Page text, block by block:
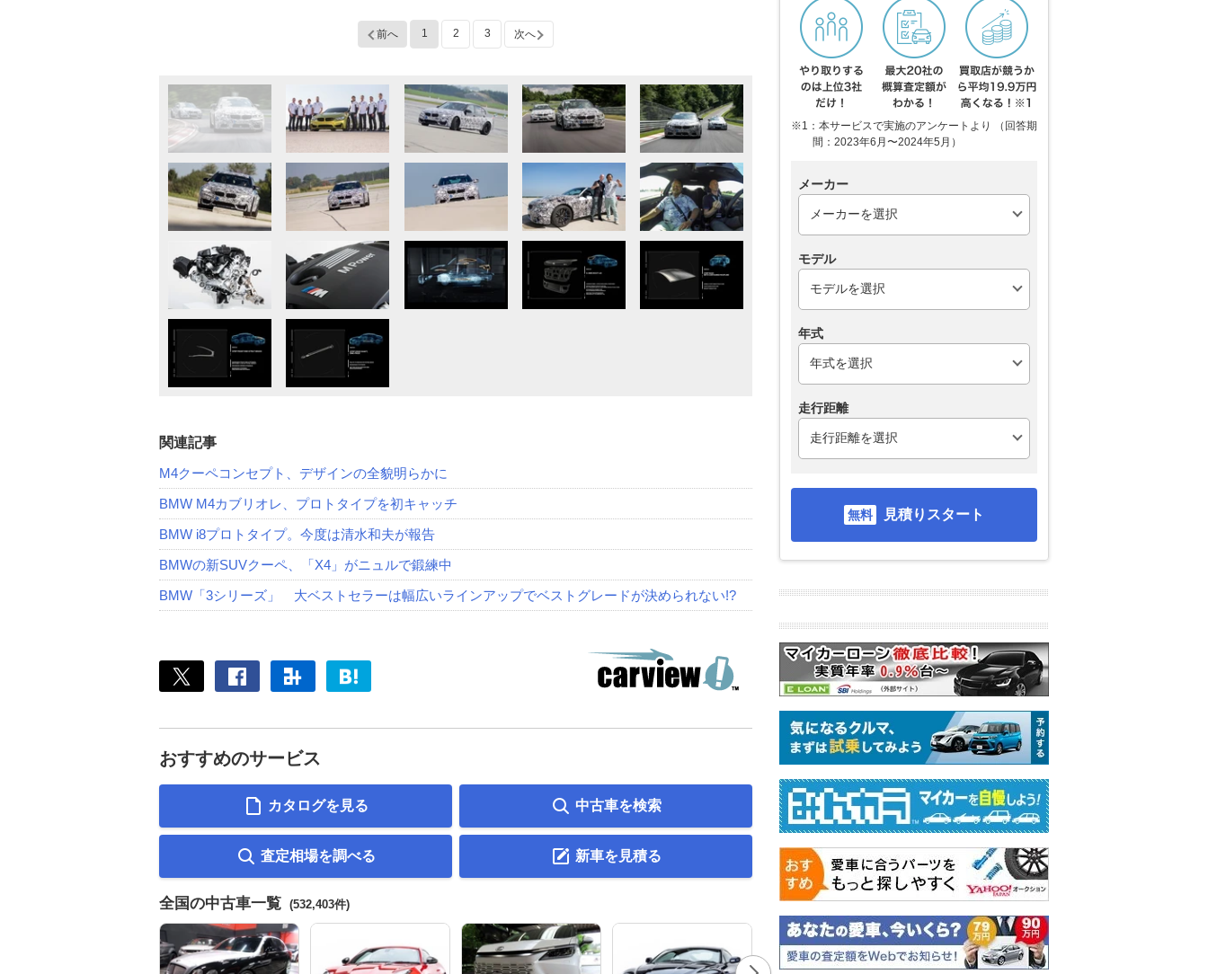
前へ 1 2 3 次へ
関連記事
M4クーペコンセプト、デザインの全貌明らかに
BMW M4カブリオレ、プロトタイプを初キャッチ
BMW i8プロトタイプ。今度は清水和夫が報告
BMWの新SUVクーペ、「X4」がニュルで鍛練中
BMW「3シリーズ」 大ベストセラーは幅広いラインアップでベストグレードが決められない!?
おすすめのサービス
カタログを見る 中古車を検索
査定相場を調べる 新車を見積る
全国の中古車一覧 (532,403件)
※1：本サービスで実施のアンケートより （回答期
間：2023年6月〜2024年5月）
メーカー
モデル
年式
走行距離
見積りスタート